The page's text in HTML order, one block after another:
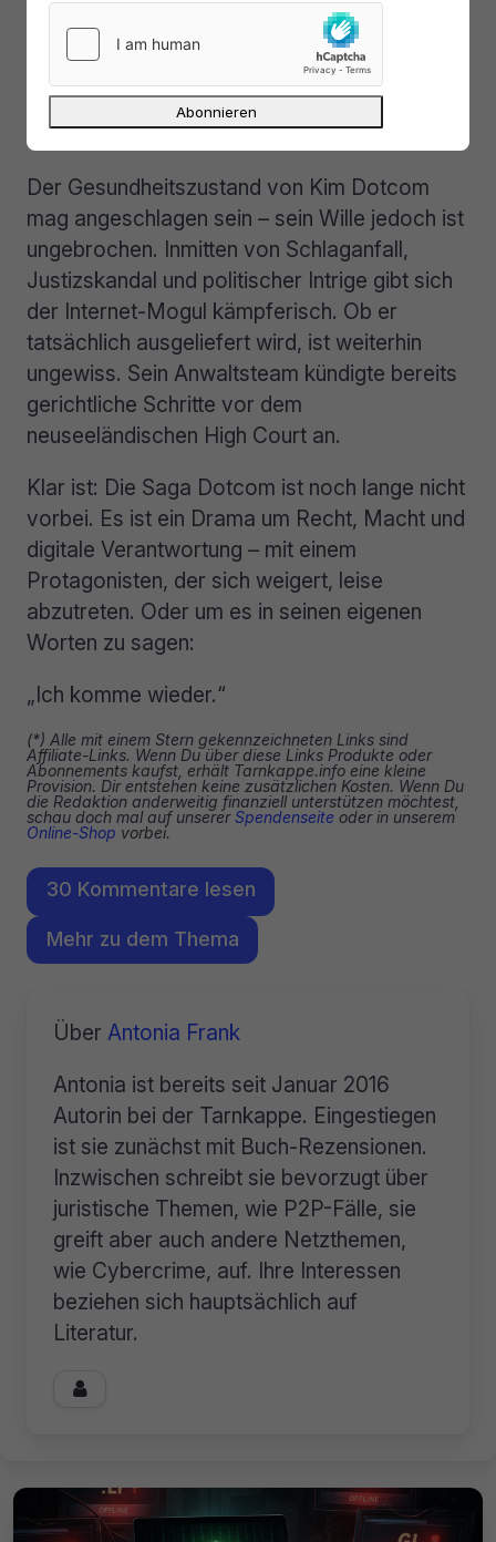
Post und veröffentlichte dazu ein Whitepaper
seiner Anwälte.
Fazit: Noch nicht besiegt
Der Gesundheitszustand von Kim Dotcom
mag angeschlagen sein – sein Wille jedoch ist
ungebrochen. Inmitten von Schlaganfall,
Justizskandal und politischer Intrige gibt sich
der Internet-Mogul kämpferisch. Ob er
tatsächlich ausgeliefert wird, ist weiterhin
ungewiss. Sein Anwaltsteam kündigte bereits
gerichtliche Schritte vor dem
neuseeländischen High Court an.
Klar ist: Die Saga Dotcom ist noch lange nicht
vorbei. Es ist ein Drama um Recht, Macht und
digitale Verantwortung – mit einem
Protagonisten, der sich weigert, leise
abzutreten. Oder um es in seinen eigenen
Worten zu sagen:
„Ich komme wieder.“
(*) Alle mit einem Stern gekennzeichneten Links sind
Affiliate-Links. Wenn Du über diese Links Produkte oder
Abonnements kaufst, erhält Tarnkappe.info eine kleine
Provision. Dir entstehen keine zusätzlichen Kosten. Wenn Du
die Redaktion anderweitig finanziell unterstützen möchtest,
schau doch mal auf unsererSpendenseite oder in unserem
Online-Shop vorbei.
30 Kommentare lesen
Mehr zu dem Thema
Über Antonia Frank
Antonia ist bereits seit Januar 2016
Autorin bei der Tarnkappe. Eingestiegen
ist sie zunächst mit Buch-Rezensionen.
Inzwischen schreibt sie bevorzugt über
juristische Themen, wie P2P-Fälle, sie
greift aber auch andere Netzthemen,
wie Cybercrime, auf. Ihre Interessen
beziehen sich hauptsächlich auf
Literatur.
